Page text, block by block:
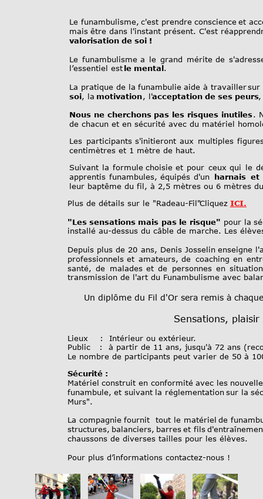
Le funambulisme, c'est prendre conscience et
mais être dans l'instant présent. C'est
valorisation de soi !
Le funambulisme a le grand mérite de
l’essentiel est le mental.
La pratique de la funambulie aide à travaillersur
soi, la motivation , l'acceptation de ses peurs,
Nous ne cherchons pas les risques inutiles.
de chacun et en sécurité avec du matériel
Les participants s'initieront aux multiples
centimètres et 1 mètre de haut.
Suivant la formule choisie et pour ceux qui le
apprentis funambules, équipés d'un harnais et
leur baptême du fil, à 2,5 mètres ou 6 mètres
Plus de détails sur le "Radeau-Fil" Cliquez ICI.
"Les sensations mais pas le risque" pour la
installé au-dessus du câble de marche. Les
Depuis plus de 20 ans, Denis Josselin enseigne
professionnels et amateurs, de coaching en
santé, de malades et de personnes en situation
transmission de l'art du Funambulisme avec
Un diplôme du Fil d'Or sera remis à
Sensations,
Lieux    :  Intérieur ou extérieur.
Public   :  à partir de 11 ans, jusqu'à 72 ans
Le nombre de participants peut varier de 50 à
Sécurité :
Matériel construit en conformité avec les
funambule, et suivant la réglementation sur la
Murs".
La compagnie fournit tout le matériel de
structures, balanciers, barres et fils
chaussons de diverses tailles pour les élèves.
Pour plus d’informations contactez-nous !